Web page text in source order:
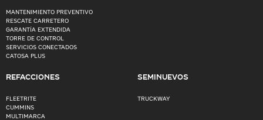
MANTENIMIENTO PREVENTIVO
RESCATE CARRETERO
GARANTÍA EXTENDIDA
TORRE DE CONTROL
SERVICIOS CONECTADOS
CATOSA PLUS
REFACCIONES
FLEETRITE
CUMMINS
MULTIMARCA
SEMINUEVOS
TRUCKWAY